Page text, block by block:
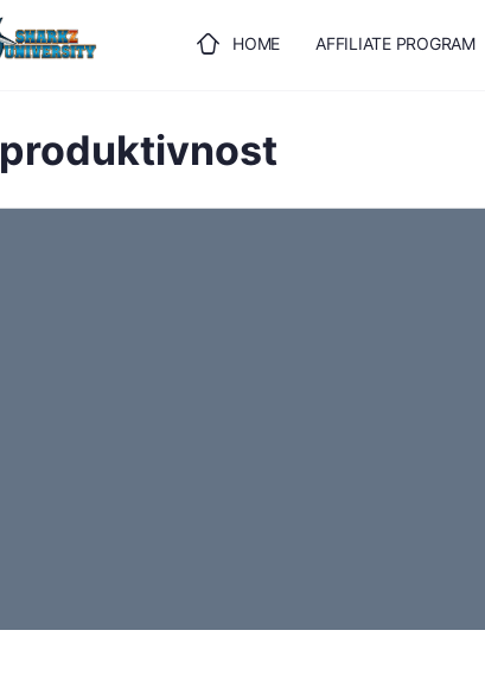
HOME AFFILIATE PROGRAM
ULOGUJTE SE
produktivnost